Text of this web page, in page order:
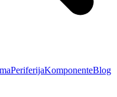
PeriferijaKomponenteBlog